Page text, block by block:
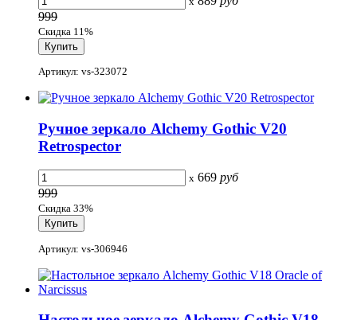
999
Скидка 11%
Артикул: vs-323072
Ручное зеркало Alchemy Gothic V20
Retrospector
x 669 руб
999
Скидка 33%
Артикул: vs-306946